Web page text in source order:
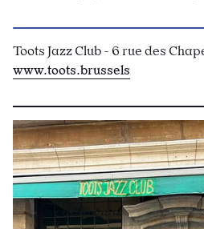
Toots Jazz Club - 6 rue des
www.toots.brussels